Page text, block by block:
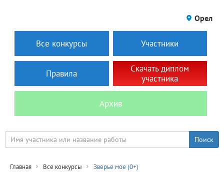
Орел
Все конкурсы Участники
Правила
Скачать диплом
участника
Архив
Главная Все конкурсы Зверье мое (0+)